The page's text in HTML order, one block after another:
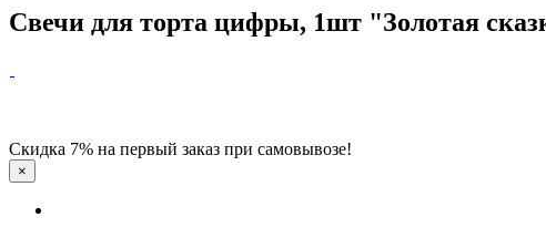
Свечи для торта цифры, 1шт "Золотая
Скидка 7% на первый заказ при самовывозе!
×